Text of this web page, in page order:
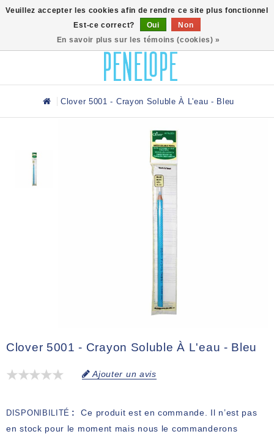
Clover 5001 - Crayon Soluble À L'eau - Bleu
Clover 5001 - Crayon Soluble À L'eau - Bleu
Ajouter un avis
DISPONIBILITÉ
Ce produit est en commande. Il n’est pas
en stock pour le moment mais nous le commanderons
Veuillez accepter les cookies afin de rendre ce site plus fonctionnel
Est-ce correct?
Oui
Non
En savoir plus sur les témoins (cookies) »